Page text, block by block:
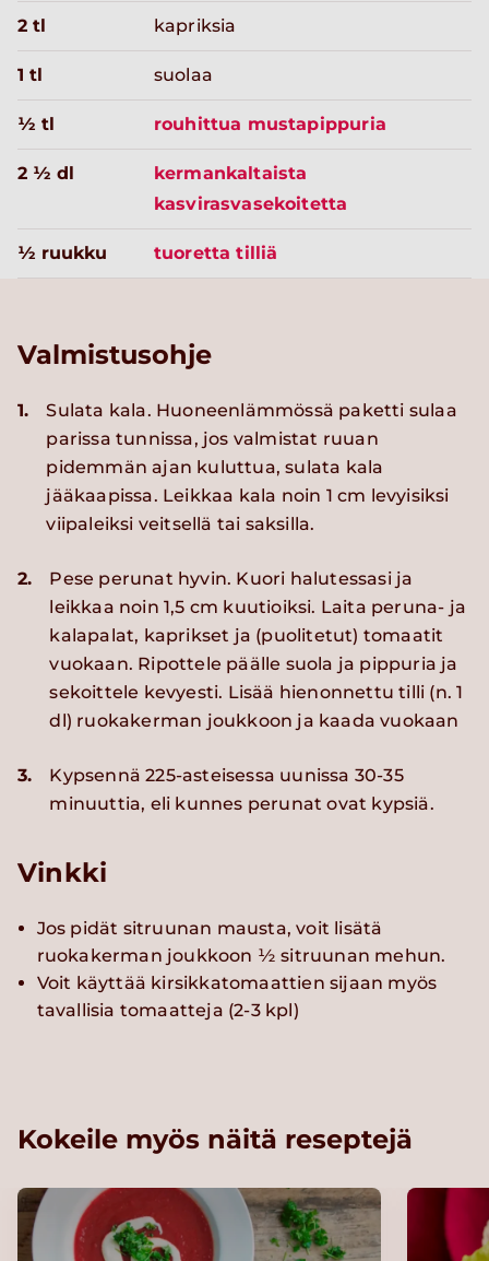
2 tl kapriksia
1 tl suolaa
½ tl rouhittua mustapippuria
2 ½ dl
kermankaltaista
kasvirasvasekoitetta
½ ruukku tuoretta tilliä
Valmistusohje
1.
Sulata kala. Huoneenlämmössä paketti sulaa
parissa tunnissa, jos valmistat ruuan
pidemmän ajan kuluttua, sulata kala
jääkaapissa. Leikkaa kala noin 1 cm levyisiksi
viipaleiksi veitsellä tai saksilla.
2.
Pese perunat hyvin. Kuori halutessasi ja
leikkaa noin 1,5 cm kuutioiksi. Laita peruna- ja
kalapalat, kaprikset ja (puolitetut) tomaatit
vuokaan. Ripottele päälle suola ja pippuria ja
sekoittele kevyesti. Lisää hienonnettu tilli (n. 1
dl) ruokakerman joukkoon ja kaada vuokaan
3.
Kypsennä 225-asteisessa uunissa 30-35
minuuttia, eli kunnes perunat ovat kypsiä.
Vinkki
Jos pidät sitruunan mausta, voit lisätä
ruokakerman joukkoon ½ sitruunan mehun.
Voit käyttää kirsikkatomaattien sijaan myös
tavallisia tomaatteja (2-3 kpl)
Kokeile myös näitä reseptejä